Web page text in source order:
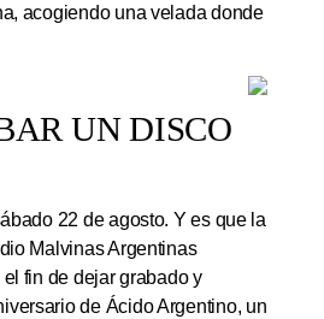
acogiendo una velada donde
UN DISCO
22 de agosto. Y es que la
Malvinas Argentinas
fin de dejar grabado y
de Ácido Argentino, un